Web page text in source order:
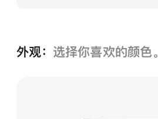
外观： 选择你喜欢的颜色。